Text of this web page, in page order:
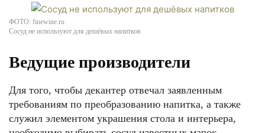
ФОТО: finewine.ru
Сосуд не используют для дешёвых напитков
Ведущие производители
Для того, чтобы декантер отвечал заявленным
требованиям по преобразованию напитка, а также
служил элементом украшения стола и интерьера,